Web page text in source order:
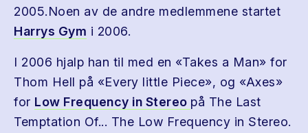
2005.Noen av de andre medlemmene startet
Harrys Gym i 2006.
I 2006 hjalp han til med en «Takes a Man» for
Thom Hell på «Every little Piece», og «Axes»
for Low Frequency in Stereo på The Last
Temptation Of... The Low Frequency in Stereo.